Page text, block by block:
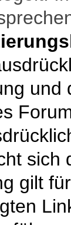
und
sich
gilt